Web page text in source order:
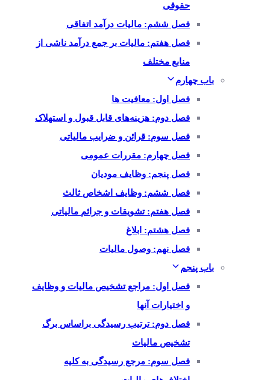
حقوقی
فصل ششم: مالیات درآمد اتفاقی
فصل هفتم: مالیات بر جمع درآمد ناشی از
منابع مختلف
باب چهارم
فصل اول: معافیت ها
فصل دوم: هزینه‌های قابل قبول و استهلاک
فصل سوم: قرائن و ضرایب مالیاتی
فصل چهارم: مقررات عمومی
فصل پنجم: وظایف مودیان
فصل ششم: وظایف اشخاص ثالث
فصل هفتم: تشویقات و جرائم مالیاتی
فصل هشتم: ابلاغ
فصل نهم: وصول مالیات
باب پنجم
فصل اول: مراجع تشخیص مالیات و وظایف
و اختیارات آنها
فصل دوم: ترتیب رسیدگی براساس برگ
تشخیص مالیات
فصل سوم: مرجع رسیدگی به کلیه